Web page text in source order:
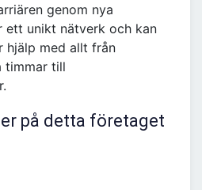
genom nya
ett unikt nätverk och kan
hjälp med allt från
timmar till
på detta företaget